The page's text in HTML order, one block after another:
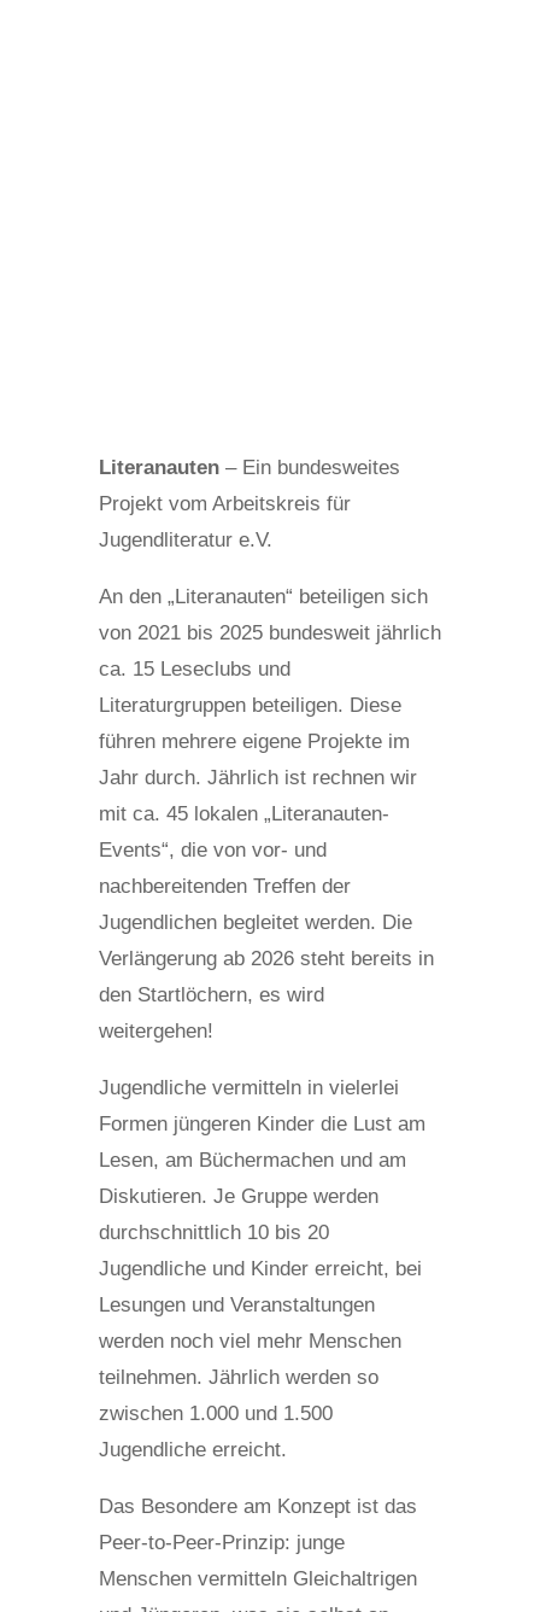
Literanauten– Ein bundesweites
Projekt vom Arbeitskreis für
Jugendliteratur e.V.
An den „Literanauten“ beteiligen sich
von 2021 bis 2025 bundesweit jährlich
ca. 15 Leseclubs und
Literaturgruppen beteiligen. Diese
führen mehrere eigene Projekte im
Jahr durch. Jährlich ist rechnen wir
mit ca. 45 lokalen „Literanauten-
Events“, die von vor- und
nachbereitenden Treffen der
Jugendlichen begleitet werden. Die
Verlängerung ab 2026 steht bereits in
den Startlöchern, es wird
weitergehen!
Jugendliche vermitteln in vielerlei
Formen jüngeren Kinder die Lust am
Lesen, am Büchermachen und am
Diskutieren. Je Gruppe werden
durchschnittlich 10 bis 20
Jugendliche und Kinder erreicht, bei
Lesungen und Veranstaltungen
werden noch viel mehr Menschen
teilnehmen. Jährlich werden so
zwischen 1.000 und 1.500
Jugendliche erreicht.
Das Besondere am Konzept ist das
Peer-to-Peer-Prinzip: junge
Menschen vermitteln Gleichaltrigen